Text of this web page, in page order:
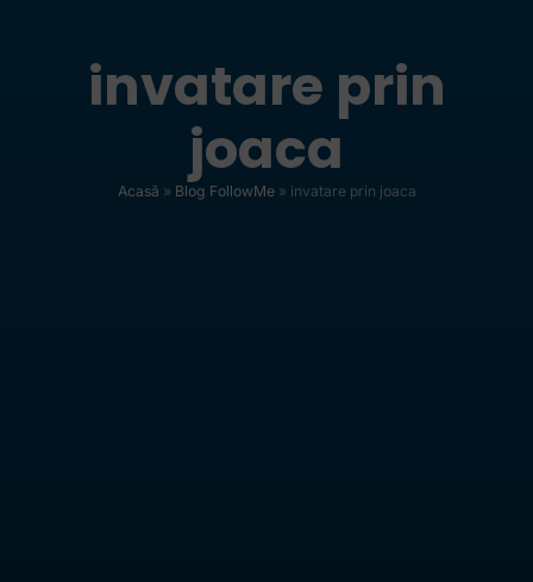
invatare prin
joaca
Acasă » Blog FollowMe» invatare prin joaca